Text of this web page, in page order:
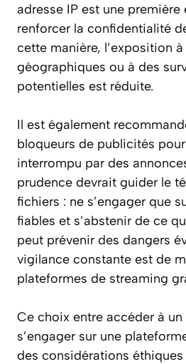
adresse IP est une
renforcer la confidentialité
cette manière, l’exposition
géographiques ou à des
potentielles est réduite.
Il est également
bloqueurs de publicités
interrompu par des
prudence devrait guider le
fichiers : ne s’engager que
fiables et s’abstenir de ce
peut prévenir des dangers
vigilance constante est de
plateformes de streaming
Ce choix entre accéder à
s’engager sur une
des considérations